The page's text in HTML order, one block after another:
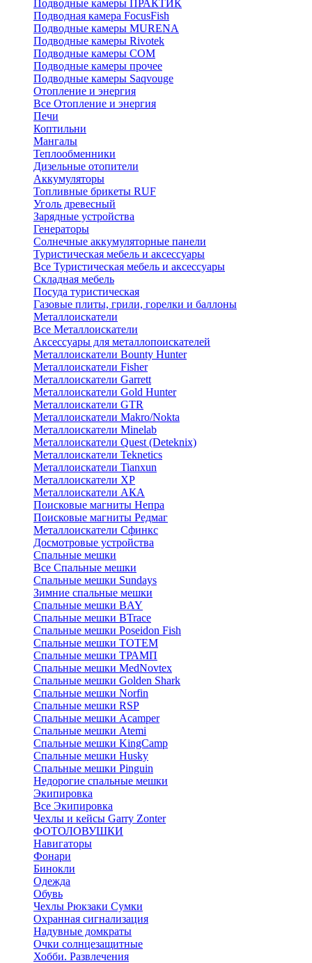
Подводные камеры ПРАКТИК
Подводная камера FocusFish
Подводные камеры MURENA
Подводные камеры Rivotek
Подводные камеры СОМ
Подводные камеры прочее
Подводные камеры Saqvouge
Отопление и энергия
Все Отопление и энергия
Печи
Коптильни
Мангалы
Теплообменники
Дизельные отопители
Аккумуляторы
Топливные брикеты RUF
Уголь древесный
Зарядные устройства
Генераторы
Солнечные аккумуляторные панели
Туристическая мебель и аксессуары
Все Туристическая мебель и аксессуары
Складная мебель
Посуда туристическая
Газовые плиты, грили, горелки и баллоны
Металлоискатели
Все Металлоискатели
Аксессуары для металлопоискателей
Металлоискатели Bounty Hunter
Металлоискатели Fisher
Металлоискатели Garrett
Металлоискатели Gold Hunter
Металлоискатели GTR
Металлоискатели Makro/Nokta
Металлоискатели Minelab
Металлоискатели Quest (Deteknix)
Металлоискатели Teknetics
Металлоискатели Tianxun
Металлоискатели XP
Металлоискатели АКА
Поисковые магниты Непра
Поисковые магниты Редмаг
Металлоискатели Сфинкс
Досмотровые устройства
Спальные мешки
Все Спальные мешки
Спальные мешки Sundays
Зимние спальные мешки
Спальные мешки BAY
Спальные мешки BTrace
Спальные мешки Poseidon Fish
Спальные мешки ТОТЕМ
Спальные мешки ТРАМП
Cпальные мешки MedNovtex
Спальные мешки Golden Shark
Спальные мешки Norfin
Спальные мешки RSP
Спальные мешки Acamper
Спальные мешки Atemi
Спальные мешки KingCamp
Спальные мешки Husky
Спальные мешки Pinguin
Недорогие спальные мешки
Экипировка
Все Экипировка
Чехлы и кейсы Garry Zonter
ФОТОЛОВУШКИ
Навигаторы
Фонари
Бинокли
Одежда
Обувь
Чехлы Рюкзаки Сумки
Охранная сигнализация
Надувные домкраты
Очки солнцезащитные
Хобби. Развлечения